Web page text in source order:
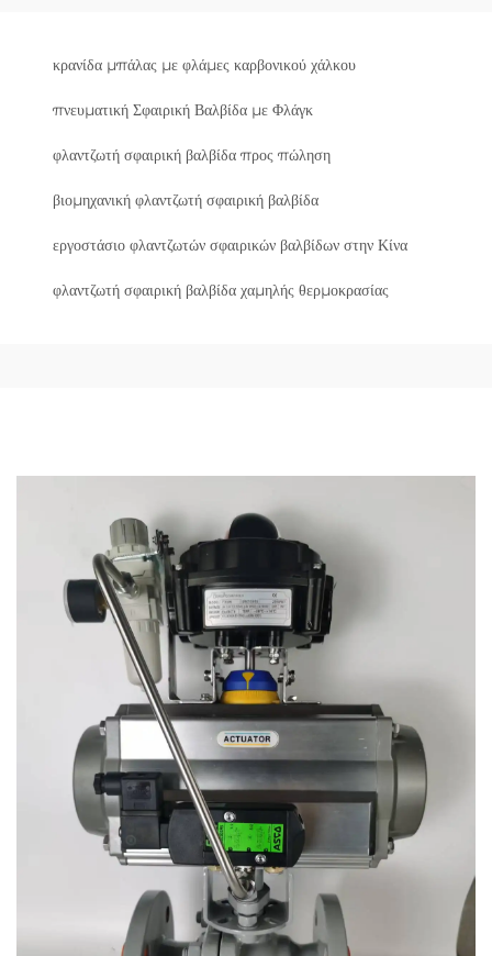
κρανίδα μπάλας με φλάμες καρβονικού χάλκου
πνευματική Σφαιρική Βαλβίδα με Φλάγκ
φλαντζωτή σφαιρική βαλβίδα προς πώληση
βιομηχανική φλαντζωτή σφαιρική βαλβίδα
εργοστάσιο φλαντζωτών σφαιρικών βαλβίδων στην Κίνα
φλαντζωτή σφαιρική βαλβίδα χαμηλής θερμοκρασίας